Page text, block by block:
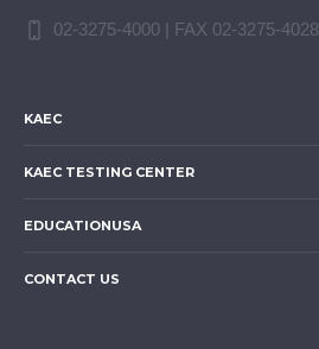
02-3275-4000 | FAX 02-3275-4028
KAEC
KAEC TESTING CENTER
EDUCATIONUSA
CONTACT US